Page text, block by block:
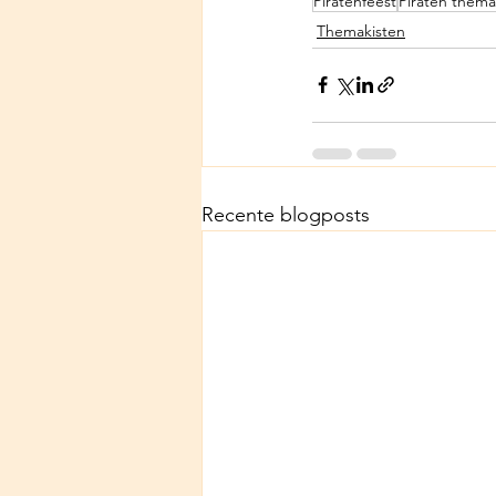
Themakisten
Recente blogposts